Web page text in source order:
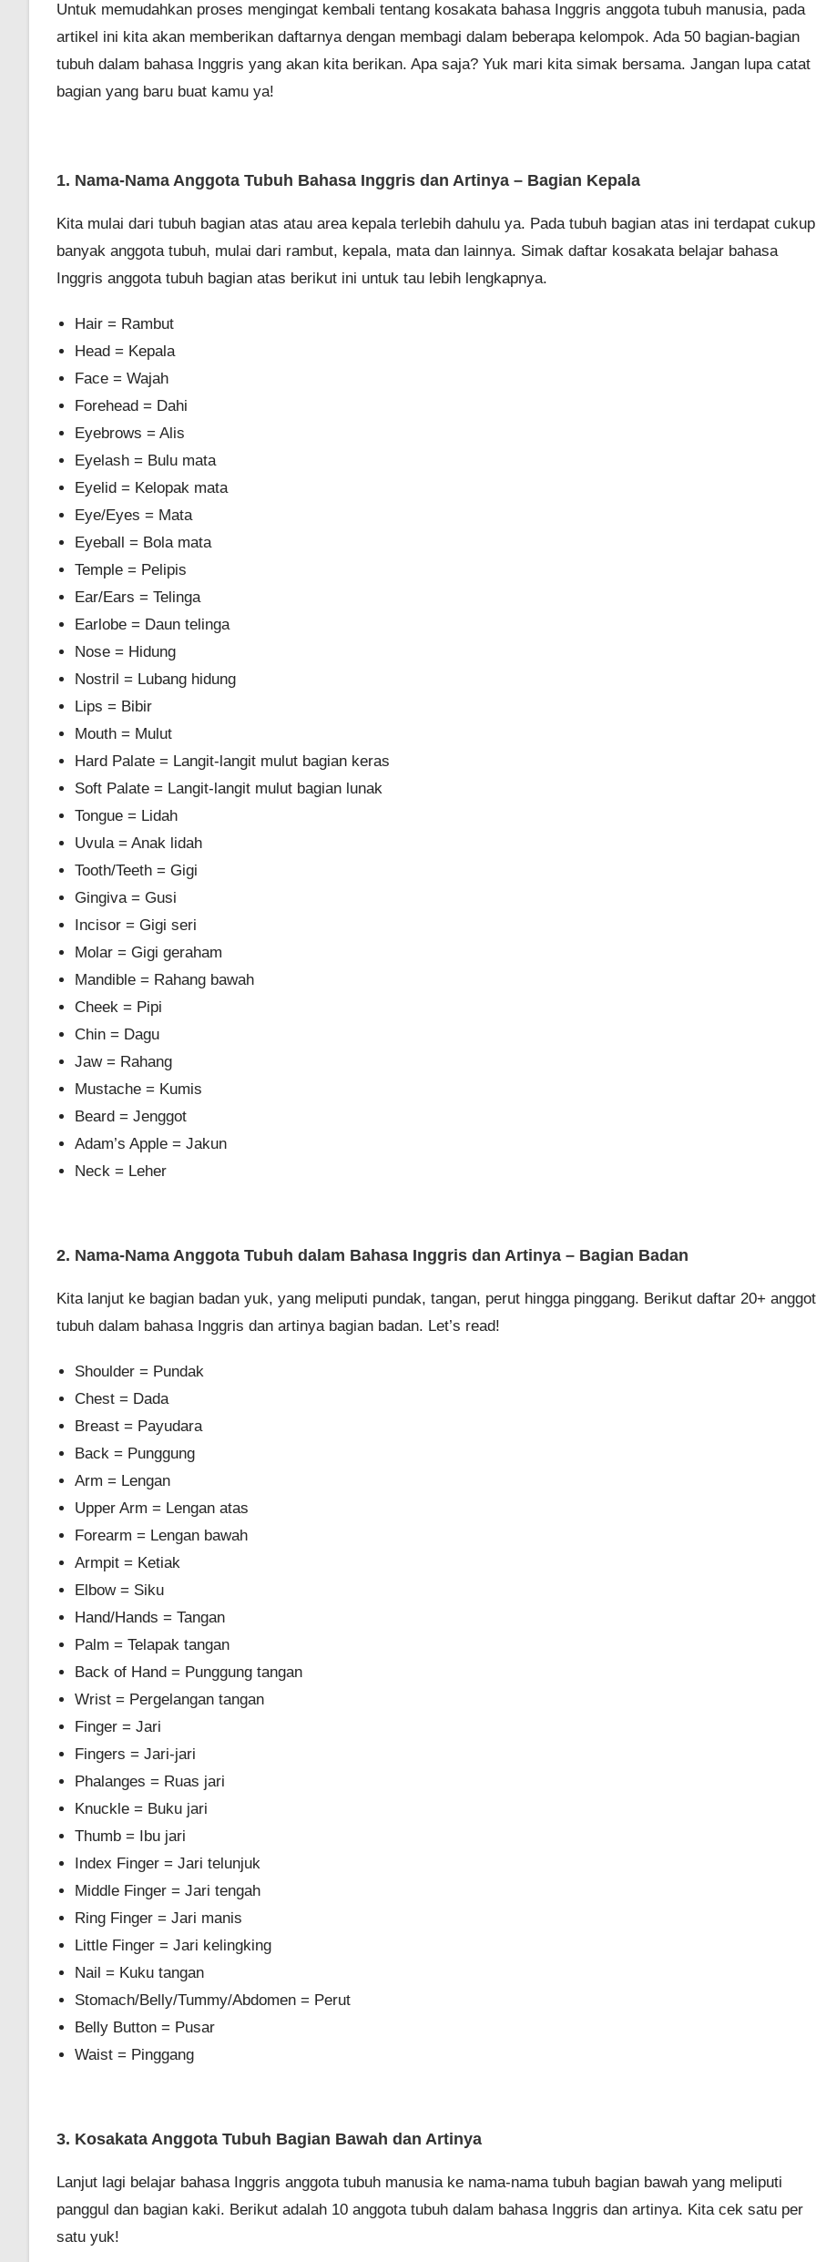
Untuk memudahkan proses mengingat kembali tentang kosakata bahasa Inggris anggota tubuh manusia, pada
artikel ini kita akan memberikan daftarnya dengan membagi dalam beberapa kelompok. Ada 50 bagian-bagian
tubuh dalam bahasa Inggris yang akan kita berikan. Apa saja? Yuk mari kita simak bersama. Jangan lupa catat
bagian yang baru buat kamu ya!
1. Nama-Nama Anggota Tubuh Bahasa Inggris dan Artinya – Bagian Kepala
Kita mulai dari tubuh bagian atas atau area kepala terlebih dahulu ya. Pada tubuh bagian atas ini terdapat cukup
banyak anggota tubuh, mulai dari rambut, kepala, mata dan lainnya. Simak daftar kosakata belajar bahasa
Inggris anggota tubuh bagian atas berikut ini untuk tau lebih lengkapnya.
Hair = Rambut
Head = Kepala
Face = Wajah
Forehead = Dahi
Eyebrows = Alis
Eyelash = Bulu mata
Eyelid = Kelopak mata
Eye/Eyes = Mata
Eyeball = Bola mata
Temple = Pelipis
Ear/Ears = Telinga
Earlobe = Daun telinga
Nose = Hidung
Nostril = Lubang hidung
Lips = Bibir
Mouth = Mulut
Hard Palate = Langit-langit mulut bagian keras
Soft Palate = Langit-langit mulut bagian lunak
Tongue = Lidah
Uvula = Anak lidah
Tooth/Teeth = Gigi
Gingiva = Gusi
Incisor = Gigi seri
Molar = Gigi geraham
Mandible = Rahang bawah
Cheek = Pipi
Chin = Dagu
Jaw = Rahang
Mustache = Kumis
Beard = Jenggot
Adam’s Apple = Jakun
Neck = Leher
2. Nama-Nama Anggota Tubuh dalam Bahasa Inggris dan Artinya – Bagian Badan
Kita lanjut ke bagian badan yuk, yang meliputi pundak, tangan, perut hingga pinggang. Berikut daftar 20+
tubuh dalam bahasa Inggris dan artinya bagian badan. Let’s read!
Shoulder = Pundak
Chest = Dada
Breast = Payudara
Back = Punggung
Arm = Lengan
Upper Arm = Lengan atas
Forearm = Lengan bawah
Armpit = Ketiak
Elbow = Siku
Hand/Hands = Tangan
Palm = Telapak tangan
Back of Hand = Punggung tangan
Wrist = Pergelangan tangan
Finger = Jari
Fingers = Jari-jari
Phalanges = Ruas jari
Knuckle = Buku jari
Thumb = Ibu jari
Index Finger = Jari telunjuk
Middle Finger = Jari tengah
Ring Finger = Jari manis
Little Finger = Jari kelingking
Nail = Kuku tangan
Stomach/Belly/Tummy/Abdomen = Perut
Belly Button = Pusar
Waist = Pinggang
3. Kosakata Anggota Tubuh Bagian Bawah dan Artinya
Lanjut lagi belajar bahasa Inggris anggota tubuh manusia ke nama-nama tubuh bagian bawah yang meliputi
panggul dan bagian kaki. Berikut adalah 10 anggota tubuh dalam bahasa Inggris dan artinya. Kita cek satu per
satu yuk!